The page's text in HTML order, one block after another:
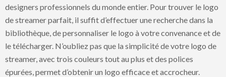
designers professionnels du monde entier. Pour trouver le logo
de streamer parfait, il suffit d’effectuer une recherche dans la
bibliothèque, de personnaliser le logo à votre convenance et de
le télécharger. N’oubliez pas que la simplicité de votre logo de
streamer, avec trois couleurs tout au plus et des polices
épurées, permet d’obtenir un logo efficace et accrocheur.